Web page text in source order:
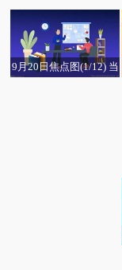
9月20日焦点图(1/12) 当